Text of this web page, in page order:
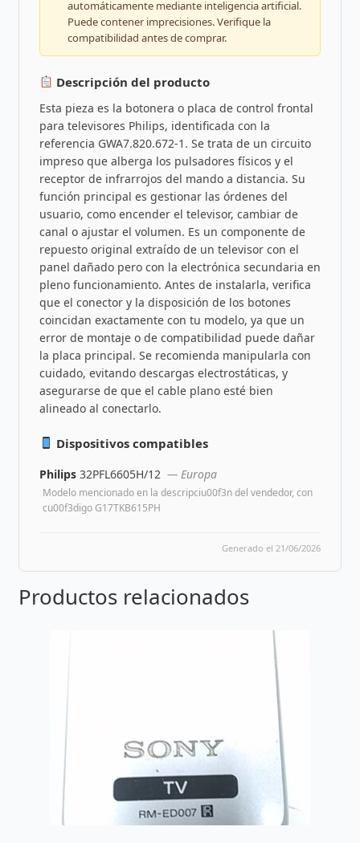
automáticamente mediante inteligencia artificial.
Puede contener imprecisiones. Verifique la
compatibilidad antes de comprar.
Descripción del producto
Esta pieza es la botonera o placa de control frontal
para televisores Philips, identificada con la
referencia GWA7.820.672-1. Se trata de un circuito
impreso que alberga los pulsadores físicos y el
receptor de infrarrojos del mando a distancia. Su
función principal es gestionar las órdenes del
usuario, como encender el televisor, cambiar de
canal o ajustar el volumen. Es un componente de
repuesto original extraído de un televisor con el
panel dañado pero con la electrónica secundaria en
pleno funcionamiento. Antes de instalarla, verifica
que el conector y la disposición de los botones
coincidan exactamente con tu modelo, ya que un
error de montaje o de compatibilidad puede dañar
la placa principal. Se recomienda manipularla con
cuidado, evitando descargas electrostáticas, y
asegurarse de que el cable plano esté bien
alineado al conectarlo.
Dispositivos compatibles
Philips 32PFL6605H/12 — Europa
Modelo mencionado en la descripciu00f3n del vendedor, con
cu00f3digo G17TKB615PH
Generado el 21/06/2026
Productos relacionados